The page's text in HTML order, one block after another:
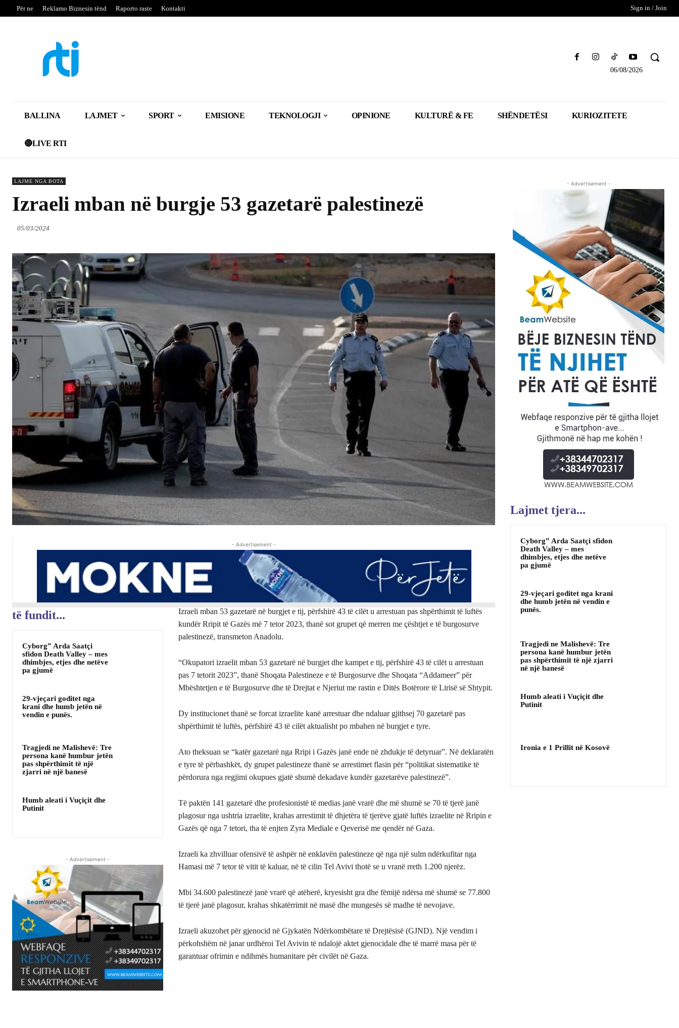
Për ne Reklamo Biznesin tënd Raporto raste Kontakti Sign in / Join
06/08/2026
BALLINA LAJMET SPORT EMISIONE TEKNOLOGJI OPINIONE KULTURË & FE SHËNDETËSI KURIOZITETE
🔴LIVE RTI
LAJME NGA BOTA
Izraeli mban në burgje 53 gazetarë palestinezë
05/03/2024
- Advertisement -
të fundit...
Cyborg” Arda Saatçi
sfidon Death Valley – mes
dhimbjes, etjes dhe netëve
pa gjumë
29-vjeçari goditet nga
krani dhe humb jetën në
vendin e punës.
Tragjedi ne Malishevë: Tre
persona kanë humbur jetën
pas shpërthimit të një
zjarri në një banesë
Humb aleati i Vuçiçit dhe
Putinit
- Advertisement -
Izraeli mban 53 gazetarë në burgjet e tij, përfshirë 43 të cilët u arrestuan pas shpërthimit të luftës
kundër Rripit të Gazës më 7 tetor 2023, thanë sot grupet që merren me çështjet e të burgosurve
palestinezë, transmeton Anadolu.
“Okupatori izraelit mban 53 gazetarë në burgjet dhe kampet e tij, përfshirë 43 të cilët u arrestuan
pas 7 tetorit 2023”, thanë Shoqata Palestineze e të Burgosurve dhe Shoqata “Addameer” për
Mbështetjen e të Burgosurve dhe të Drejtat e Njeriut me rastin e Ditës Botërore të Lirisë së Shtypit.
Dy institucionet thanë se forcat izraelite kanë arrestuar dhe ndaluar gjithsej 70 gazetarë pas
shpërthimit të luftës, përfshirë 43 të cilët aktualisht po mbahen në burgjet e tyre.
Ato theksuan se “katër gazetarë nga Rripi i Gazës janë ende në zhdukje të detyruar”. Në deklaratën
e tyre të përbashkët, dy grupet palestineze thanë se arrestimet flasin për “politikat sistematike të
përdorura nga regjimi okupues gjatë shumë dekadave kundër gazetarëve palestinezë”.
Të paktën 141 gazetarë dhe profesionistë të medias janë vrarë dhe më shumë se 70 të tjerë janë
plagosur nga ushtria izraelite, krahas arrestimit të dhjetëra të tjerëve gjatë luftës izraelite në Rripin e
Gazës që nga 7 tetori, tha të enjten Zyra Mediale e Qeverisë me qendër në Gaza.
Izraeli ka zhvilluar ofensivë të ashpër në enklavën palestineze që nga një sulm ndërkufitar nga
Hamasi më 7 tetor të vitit të kaluar, në të cilin Tel Avivi thotë se u vranë rreth 1.200 njerëz.
Mbi 34.600 palestinezë janë vrarë që atëherë, kryesisht gra dhe fëmijë ndërsa më shumë se 77.800
të tjerë janë plagosur, krahas shkatërrimit në masë dhe mungesës së madhe të nevojave.
Izraeli akuzohet për gjenocid në Gjykatën Ndërkombëtare të Drejtësisë (GJND). Një vendim i
përkohshëm në janar urdhëroi Tel Avivin të ndalojë aktet gjenocidale dhe të marrë masa për të
garantuar ofrimin e ndihmës humanitare për civilët në Gaza.
- Advertisement -
Lajmet tjera...
Cyborg” Arda Saatçi sfidon
Death Valley – mes
dhimbjes, etjes dhe netëve
pa gjumë
29-vjeçari goditet nga krani
dhe humb jetën në vendin e
punës.
Tragjedi ne Malishevë: Tre
persona kanë humbur jetën
pas shpërthimit të një zjarri
në një banesë
Humb aleati i Vuçiçit dhe
Putinit
Ironia e 1 Prillit në Kosovë